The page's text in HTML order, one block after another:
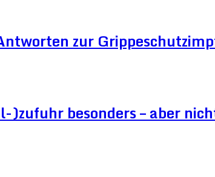
zur
)zufuhr besonders – aber